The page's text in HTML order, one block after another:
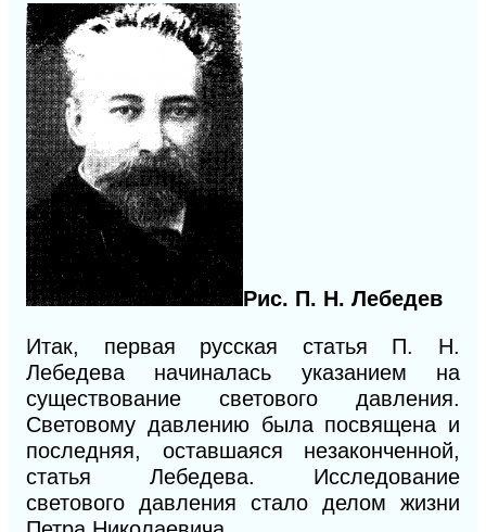
Рис. П. Н. Лебедев
Итак, первая русская статья П. Н.
Лебедева начиналась указанием на
существование светового давления.
Световому давлению была посвящена и
последняя, оставшаяся незаконченной,
статья Лебедева. Исследование
светового давления стало делом жизни